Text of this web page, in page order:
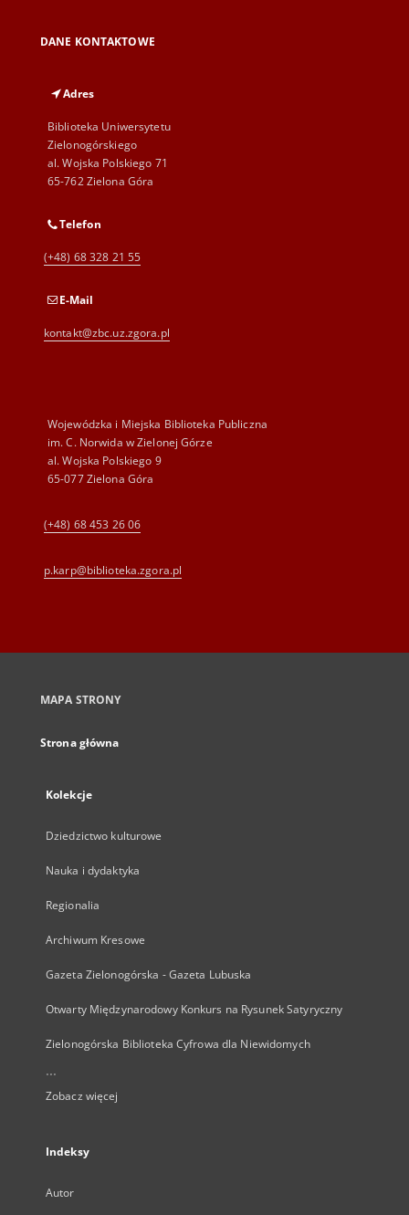
DANE KONTAKTOWE
Adres
Biblioteka Uniwersytetu
Zielonogórskiego
al. Wojska Polskiego 71
65-762 Zielona Góra
Telefon
(+48) 68 328 21 55
E-Mail
kontakt@zbc.uz.zgora.pl
Wojewódzka i Miejska Biblioteka Publiczna
im. C. Norwida w Zielonej Górze
al. Wojska Polskiego 9
65-077 Zielona Góra
(+48) 68 453 26 06
p.karp@biblioteka.zgora.pl
MAPA STRONY
Strona główna
Kolekcje
Dziedzictwo kulturowe
Nauka i dydaktyka
Regionalia
Archiwum Kresowe
Gazeta Zielonogórska - Gazeta Lubuska
Otwarty Międzynarodowy Konkurs na Rysunek Satyryczny
Zielonogórska Biblioteka Cyfrowa dla Niewidomych
...
Zobacz więcej
Indeksy
Autor